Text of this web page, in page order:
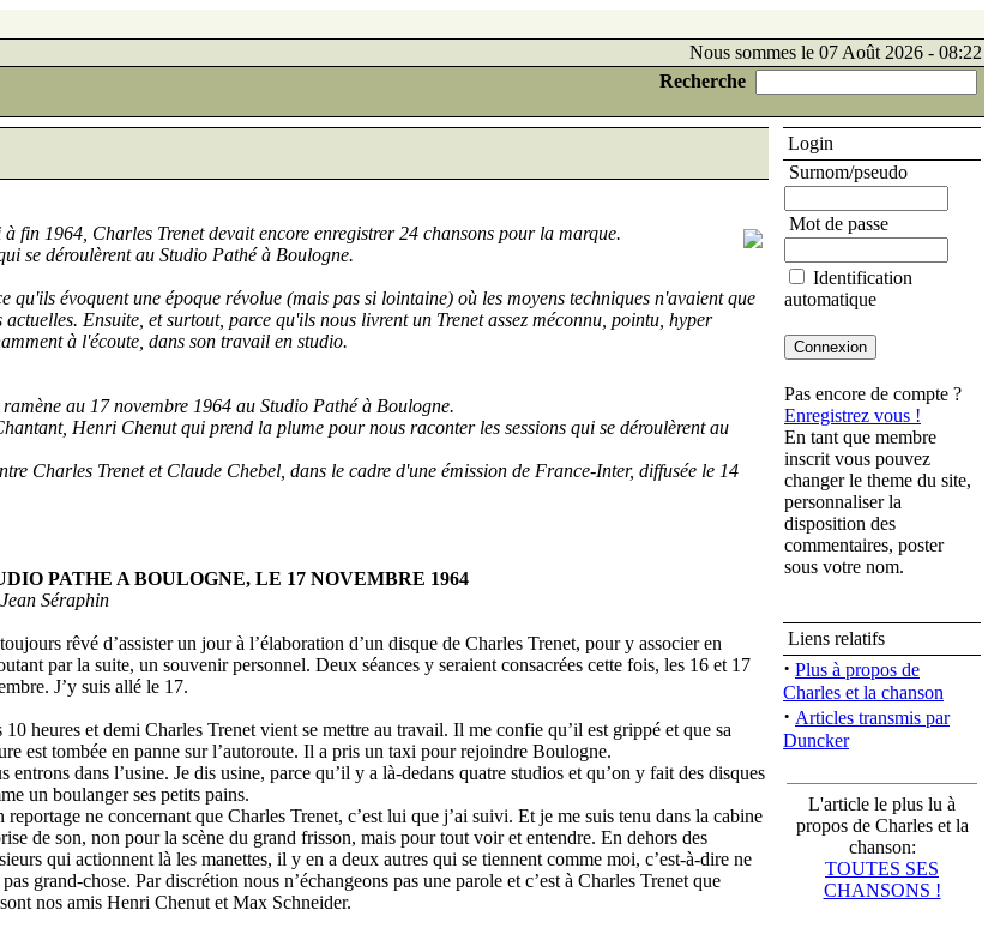
Nous sommes le 07 Août 2026 - 08:22
Recherche
fin 1964, Charles Trenet devait encore enregistrer 24 chansons pour la marque.
se déroulèrent au Studio Pathé à Boulogne.
qu'ils évoquent une époque révolue (mais pas si lointaine) où les moyens techniques n'avaient que
Ensuite, et surtout, parce qu'ils nous livrent un Trenet assez méconnu, pointu, hyper
à l'écoute, dans son travail en studio.
au 17 novembre 1964 au Studio Pathé à Boulogne.
Henri Chenut qui prend la plume pour nous raconter les sessions qui se déroulèrent au
Charles Trenet et Claude Chebel, dans le cadre d'une émission de France-Inter, diffusée le 14
PATHE A BOULOGNE, LE 17 NOVEMBRE 1964
Séraphin
rêvé d’assister un jour à l’élaboration d’un disque de Charles Trenet, pour y associer en
par la suite, un souvenir personnel. Deux séances y seraient consacrées cette fois, les 16 et 17
J’y suis allé le 17.
10 heures et demi Charles Trenet vient se mettre au travail. Il me confie qu’il est grippé et que sa
est tombée en panne sur l’autoroute. Il a pris un taxi pour rejoindre Boulogne.
entrons dans l’usine. Je dis usine, parce qu’il y a là-dedans quatre studios et qu’on y fait des disques
un boulanger ses petits pains.
reportage ne concernant que Charles Trenet, c’est lui que j’ai suivi. Et je me suis tenu dans la cabine
de son, non pour la scène du grand frisson, mais pour tout voir et entendre. En dehors des
qui actionnent là les manettes, il y en a deux autres qui se tiennent comme moi, c’est-à-dire ne
grand-chose. Par discrétion nous n’échangeons pas une parole et c’est à Charles Trenet que
nos amis Henri Chenut et Max Schneider.
Login
Surnom/pseudo
Mot de passe
Identification
automatique
Pas encore de compte ?
Enregistrez vous !
En tant que membre
inscrit vous pouvez
changer le theme du site,
personnaliser la
disposition des
commentaires, poster
sous votre nom.
Liens relatifs
· Plus à propos de
Charles et la chanson
· Articles transmis par
Duncker
L'article le plus lu à
propos de Charles et la
chanson:
TOUTES SES
CHANSONS !